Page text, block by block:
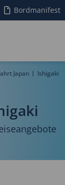
Bordmanifest
Japan Ishigaki